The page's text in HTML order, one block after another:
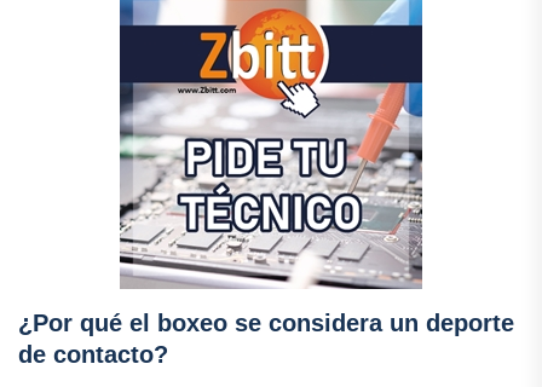
¿Por qué el boxeo se considera un deporte
de contacto?